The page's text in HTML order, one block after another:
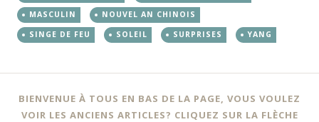
MASCULIN
NOUVEL AN CHINOIS
SINGE DE FEU
SOLEIL SURPRISES YANG
BIENVENUE À TOUS EN BAS DE LA PAGE, VOUS VOULEZ
VOIR LES ANCIENS ARTICLES? CLIQUEZ SUR LA FLÈCHE